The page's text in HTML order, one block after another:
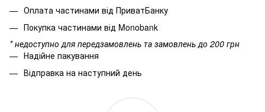
Оплата частинами від ПриватБанку
Покупка частинами від Monobank
* недоступно для передзамовлень та замовлень до 200 грн
Надійне пакування
Відправка на наступний день